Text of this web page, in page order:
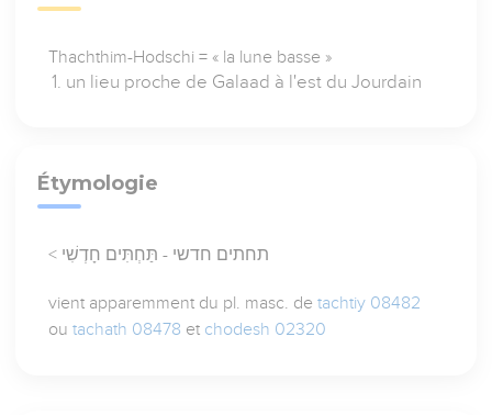
Thachthim-Hodschi = « la lune basse »
un lieu proche de Galaad à l'est du Jourdain
Étymologie
< תחתים חדשי - תַּחְתִּים חָדְשִׁי
vient apparemment du pl. masc. detachtiy 08482
outachath 08478 et chodesh 02320